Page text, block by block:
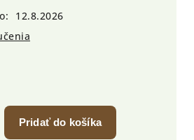
Pridať do košíka
12.8.2026